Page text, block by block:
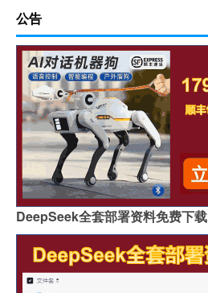
公告
DeepSeek全套部署资料免费下载